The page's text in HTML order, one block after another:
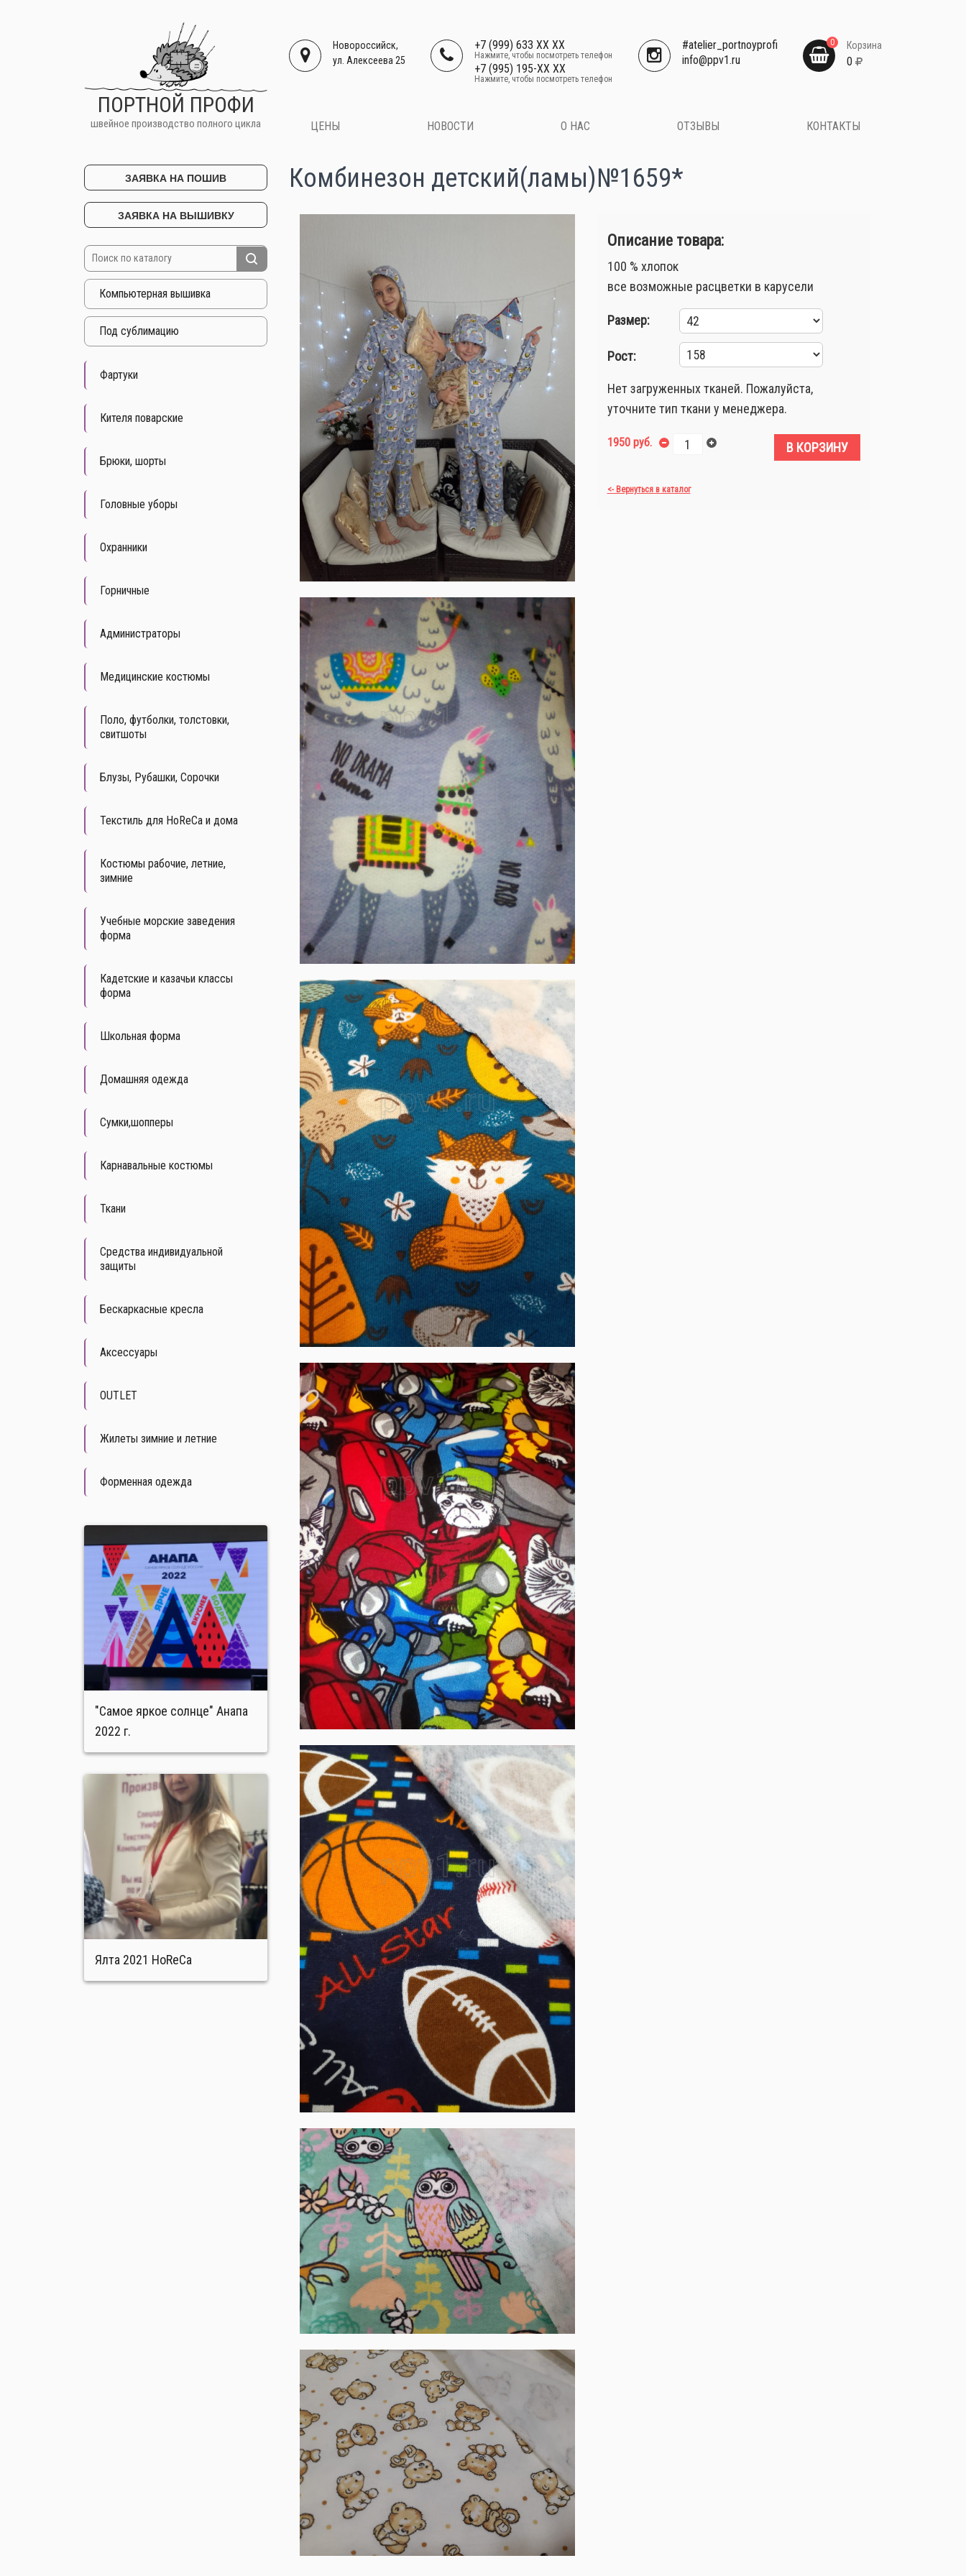
ПОРТНОЙ ПРОФИ
швейное производство полного цикла
Новороссийск,
ул. Алексеева 25
+7 (999) 633 XX XX
Нажмите, чтобы посмотреть телефон
+7 (995) 195-XX XX
Нажмите, чтобы посмотреть телефон
#atelier_portnoyprofi
​info@ppv1.ru
0 Корзина
0
ЦЕНЫ НОВОСТИ О НАС ОТЗЫВЫ КОНТАКТЫ
ЗАЯВКА НА ПОШИВ
ЗАЯВКА НА ВЫШИВКУ
Компьютерная вышивка
Под cублимацию
Фартуки
Кителя поварские
Брюки, шорты
Головные уборы
Охранники
Горничные
Администраторы
Медицинские костюмы
Поло, футболки, толстовки,
свитшоты
Блузы, Рубашки, Сорочки
Текстиль для HoReCa и дома
Костюмы рабочие, летние,
зимние
Учебные морские заведения
форма
Кадетские и казачьи классы
форма
Школьная форма
Домашняя одежда
Сумки,шопперы
Карнавальные костюмы
Ткани
Средства индивидуальной
защиты
Бескаркасные кресла
Аксессуары
OUTLET
Жилеты зимние и летние
Форменная одежда
"Самое яркое солнце" Анапа
2022 г.
Ялта 2021 HoReCa
Комбинезон детский(ламы)№1659*
Описание товара:
100 % хлопок
все возможные расцветки в карусели
Размер:
Рост:
Нет загруженных тканей. Пожалуйста,
уточните тип ткани у менеджера.
1950 руб. В КОРЗИНУ
<- Вернуться в каталог